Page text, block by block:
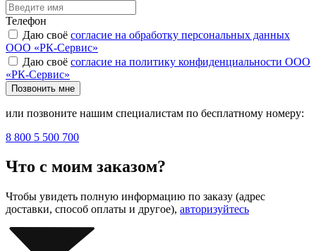
Телефон
Даю своё согласие на обработку персональных данных
ООО «РК-Сервис»
Даю своё согласие на политику конфиденциальности ООО
«РК-Сервис»
Позвонить мне
или позвоните нашим специалистам по бесплатному номеру:
8 800 5 500 700
Что с моим заказом?
Чтобы увидеть полную информацию по заказу (адрес
доставки, способ оплаты и другое), авторизуйтесь